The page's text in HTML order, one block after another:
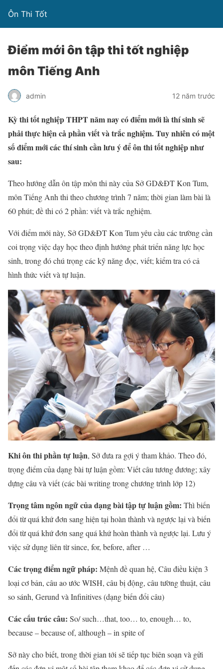
Ôn Thi Tốt
Điểm mới ôn tập thi tốt nghiệp
môn Tiếng Anh
admin 12 năm trước
Kỳ thi tốt nghiệp THPT năm nay có điểm mới là thí sinh sẽ
phải thực hiện cả phần viết và trắc nghiệm. Tuy nhiên có một
số điểm mới các thí sinh cần lưu ý để ôn thi tốt nghiệp như
sau:
Theo hướng dẫn ôn tập môn thi này của Sở GD&ĐT Kon Tum,
môn Tiếng Anh thi theo chương trình 7 năm; thời gian làm bài là
60 phút; đề thi có 2 phần: viết và trắc nghiệm.
Với điểm mới này, Sở GD&ĐT Kon Tum yêu cầu các trường cần
coi trọng việc dạy học theo định hướng phát triển năng lực học
sinh, trong đó chú trọng các kỹ năng đọc, viết; kiểm tra có cả
hình thức viết và tự luận.
Khi ôn thi phần tự luận, Sở đưa ra gợi ý tham khảo. Theo đó,
trọng điểm của dạng bài tự luận gồm: Viết câu tương đương; xây
dựng câu và viết (các bài writing trong chương trình lớp 12)
Trọng tâm ngôn ngữ của dạng bài tập tự luận gồm: Thì biến
đổi từ quá khứ đơn sang hiện tại hoàn thành và ngược lại và biến
đổi từ quá khứ đơn sang quá khứ hoàn thành và ngược lại. Lưu ý
việc sử dụng liên từ since, for, before, after …
Các trọng điểm ngữ pháp: Mệnh đề quan hệ, Câu điều kiện 3
loại cơ bản, câu ao ước WISH, câu bị động, câu tường thuật, câu
so sánh, Gerund và Infinitives (dạng biến đổi câu)
Các cấu trúc câu: So/ such…that, too… to, enough… to,
because – because of, although – in spite of
Sở này cho biết, trong thời gian tới sẽ tiếp tục biên soạn và gửi